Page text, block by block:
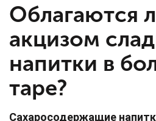
Облагаются
акцизом
напитки в
таре?
Сахаросодержащие